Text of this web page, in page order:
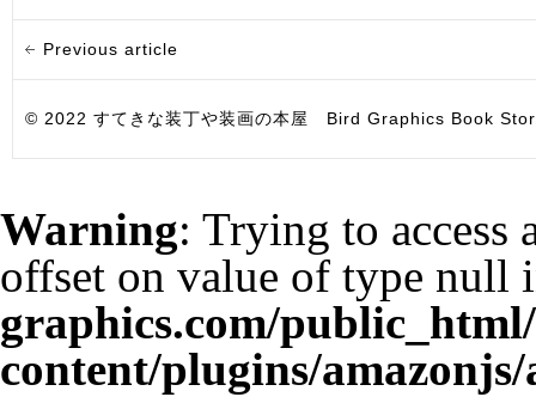
Previous article
© 2022 すてきな装丁や装画の本屋 Bird Graphics Book
Warning: Trying to access
offset on value of type null
graphics.com/
content/plugins/